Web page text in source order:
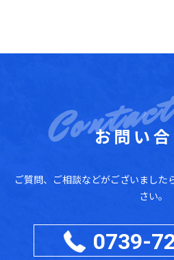
お問い
ご質問、ご相談などがございました
さい。
0739-